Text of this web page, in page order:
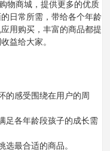
物商城，提供更多的优质
日常所需，带给各个年龄
用购买，丰富的商品都提
益给大家。
的感受围绕在用户的周
足各年龄段孩子的成长需
最合适的商品。